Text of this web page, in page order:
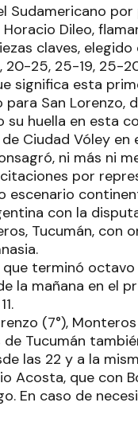
Sudamericano
Dileo,
claves,
25, 25-19, 25-
significa esta
San Lorenzo,
su huella en esta
Ciudad Vóley en
ni más ni
por
escenario
con la
Tucumán, con
terminó
la mañana en el
(7°),
Tucumán
las 22 y a la
Acosta, que con
En caso de